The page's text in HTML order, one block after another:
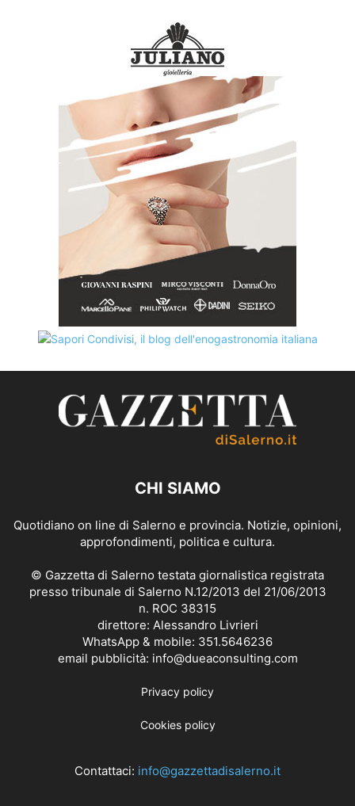
CHI SIAMO
Quotidiano on line di Salerno e provincia. Notizie, opinioni,
approfondimenti, politica e cultura.
© Gazzetta di Salerno testata giornalistica registrata
presso tribunale di Salerno N.12/2013 del 21/06/2013
n. ROC 38315
direttore: Alessandro Livrieri
WhatsApp & mobile: 351.5646236
email pubblicità: info@dueaconsulting.com
Privacy policy
Cookies policy
Contattaci: info@gazzettadisalerno.it